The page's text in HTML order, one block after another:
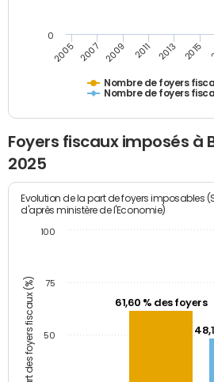
Nombre de foyers
Nombre de foyers
2005 2007 2009 2011 2013 2015
0
Foyers fiscaux imposés à
2025
Part des foyers fiscaux (%)
Evolution de la part de foyers imposables
d'après ministère de l'Economie)
61,60 % des foyers
50
75
100